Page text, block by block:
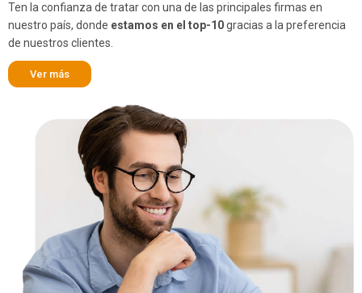
Ten la confianza de tratar con una de las principales firmas en
nuestro país, donde estamos en el top-10gracias a la preferencia
de nuestros clientes.
Ver más